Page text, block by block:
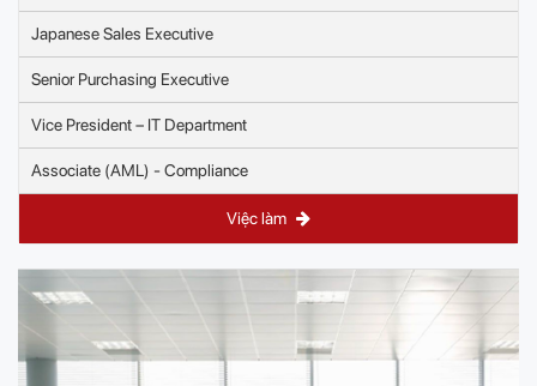
Japanese Sales Executive
Senior Purchasing Executive
Vice President – IT Department
Associate (AML) - Compliance
Việc làm